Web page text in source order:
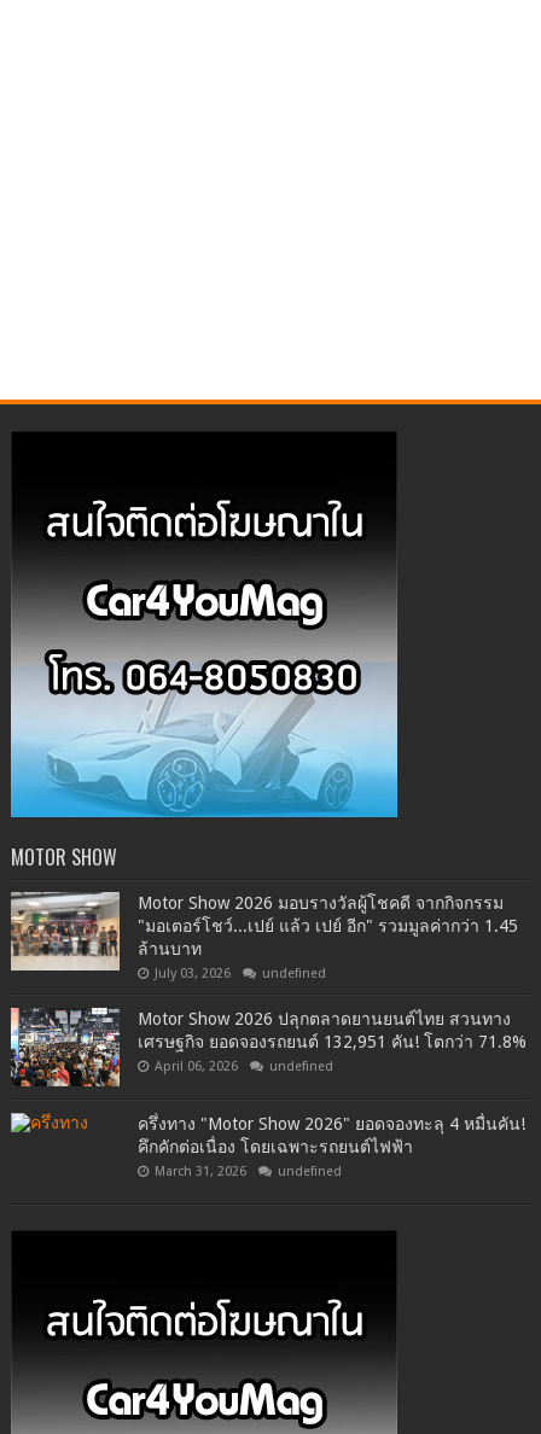
MOTOR SHOW
Motor Show 2026 มอบรางวัลผู้โชคดี จากกิจกรรม
"มอเตอร์โชว์...เปย์ แล้ว เปย์ อีก" รวมมูลค่ากว่า 1.45
ล้านบาท
July 03, 2026 undefined
Motor Show 2026 ปลุกตลาดยานยนต์ไทย สวนทาง
เศรษฐกิจ ยอดจองรถยนต์ 132,951 คัน! โตกว่า 71.8%
April 06, 2026 undefined
ครึ่งทาง "Motor Show 2026" ยอดจองทะลุ 4 หมื่นคัน!
คึกคักต่อเนื่อง โดยเฉพาะรถยนต์ไฟฟ้า
March 31, 2026 undefined